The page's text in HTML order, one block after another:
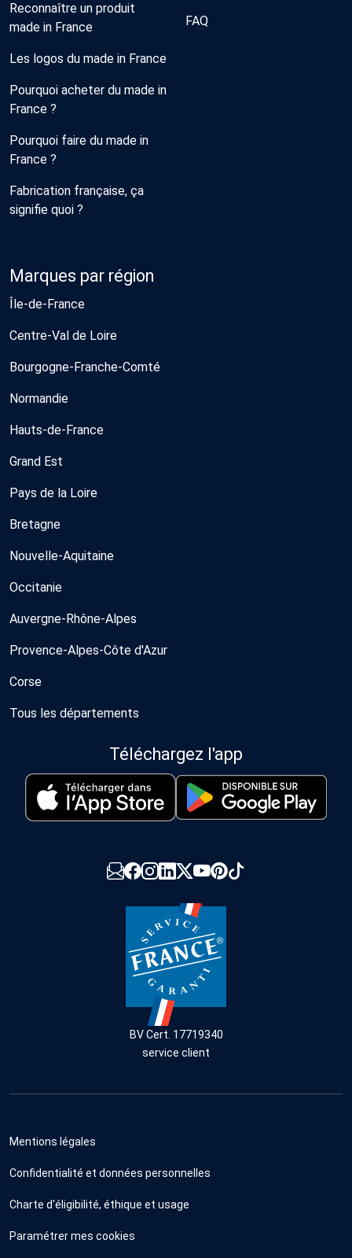
Reconnaître un produit
made in France
Les logos du made in France
Pourquoi acheter du made in
France ?
Pourquoi faire du made in
France ?
Fabrication française, ça
signifie quoi ?
FAQ
Marques par région
Île-de-France
Centre-Val de Loire
Bourgogne-Franche-Comté
Normandie
Hauts-de-France
Grand Est
Pays de la Loire
Bretagne
Nouvelle-Aquitaine
Occitanie
Auvergne-Rhône-Alpes
Provence-Alpes-Côte d'Azur
Corse
Tous les départements
Téléchargez l'app
BV Cert. 17719340
service client
Mentions légales
Confidentialité et données personnelles
Charte d'éligibilité, éthique et usage
Paramétrer mes cookies